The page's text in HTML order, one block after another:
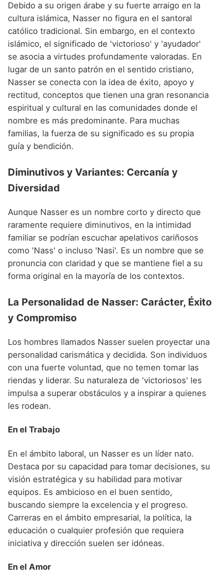
Debido a su origen árabe y su fuerte arraigo en la
cultura islámica, Nasser no figura en el santoral
católico tradicional. Sin embargo, en el contexto
islámico, el significado de 'victorioso' y 'ayudador'
se asocia a virtudes profundamente valoradas. En
lugar de un santo patrón en el sentido cristiano,
Nasser se conecta con la idea de éxito, apoyo y
rectitud, conceptos que tienen una gran resonancia
espiritual y cultural en las comunidades donde el
nombre es más predominante. Para muchas
familias, la fuerza de su significado es su propia
guía y bendición.
Diminutivos y Variantes: Cercanía y
Diversidad
Aunque Nasser es un nombre corto y directo que
raramente requiere diminutivos, en la intimidad
familiar se podrían escuchar apelativos cariñosos
como 'Nass' o incluso 'Nasi'. Es un nombre que se
pronuncia con claridad y que se mantiene fiel a su
forma original en la mayoría de los contextos.
La Personalidad de Nasser: Carácter, Éxito
y Compromiso
Los hombres llamados Nasser suelen proyectar una
personalidad carismática y decidida. Son individuos
con una fuerte voluntad, que no temen tomar las
riendas y liderar. Su naturaleza de 'victoriosos' les
impulsa a superar obstáculos y a inspirar a quienes
les rodean.
En el Trabajo
En el ámbito laboral, un Nasser es un líder nato.
Destaca por su capacidad para tomar decisiones, su
visión estratégica y su habilidad para motivar
equipos. Es ambicioso en el buen sentido,
buscando siempre la excelencia y el progreso.
Carreras en el ámbito empresarial, la política, la
educación o cualquier profesión que requiera
iniciativa y dirección suelen ser idóneas.
En el Amor